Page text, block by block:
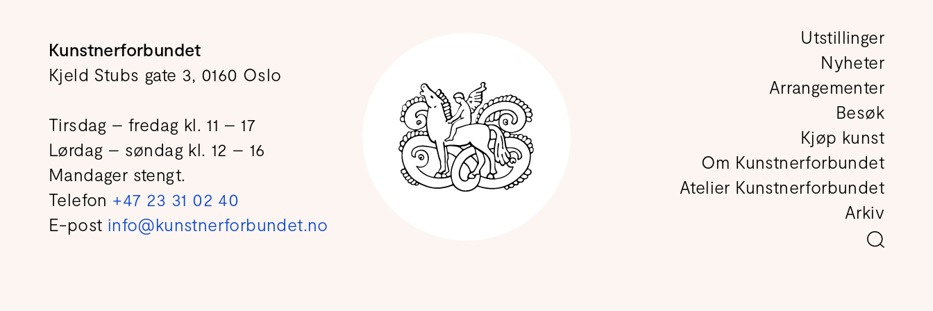
Kunstnerforbundet
Kjeld Stubs gate 3, 0160 Oslo
Tirsdag – fredag kl. 11 – 17
Lørdag – søndag kl. 12 – 16
Mandager stengt.
Telefon +47 23 31 02 40
E-post info@kunstnerforbundet.no
Utstillinger
Nyheter
Arrangementer
Besøk
Kjøp kunst
Om Kunstnerforbundet
Atelier Kunstnerforbundet
Arkiv